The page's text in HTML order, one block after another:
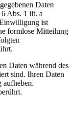
Daten
Abs. 1 lit. a
ist
formlose Mitteilung
Daten während des
sind. Ihren Daten
aufheben.